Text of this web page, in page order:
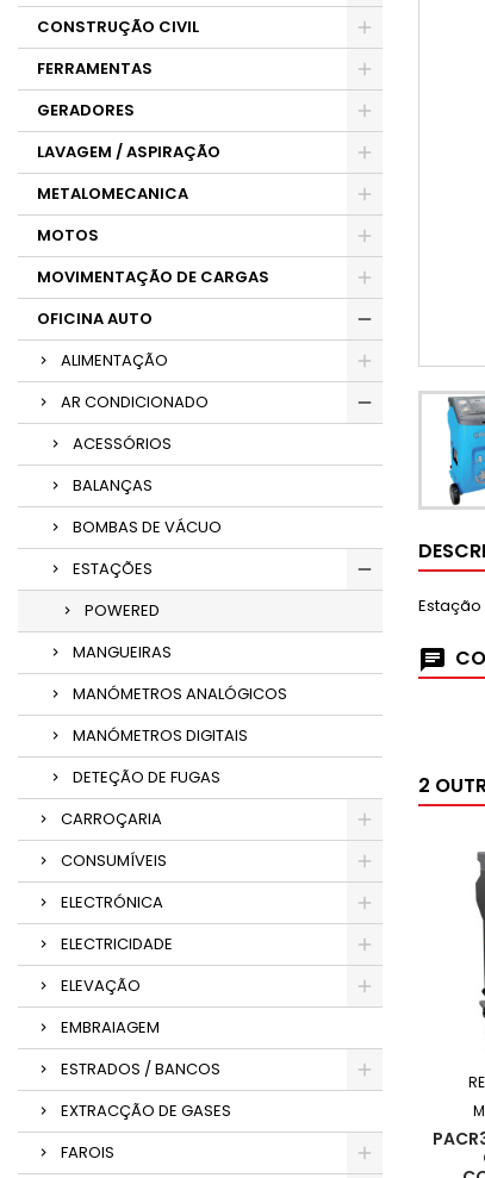
CONSTRUÇÃO CIVIL
FERRAMENTAS
GERADORES
LAVAGEM / ASPIRAÇÃO
METALOMECANICA
MOTOS
MOVIMENTAÇÃO DE CARGAS
OFICINA AUTO
ALIMENTAÇÃO
AR CONDICIONADO
ACESSÓRIOS
BALANÇAS
BOMBAS DE VÁCUO
ESTAÇÕES
POWERED
MANGUEIRAS
MANÓMETROS ANALÓGICOS
MANÓMETROS DIGITAIS
DETEÇÃO DE FUGAS
CARROÇARIA
CONSUMÍVEIS
ELECTRÓNICA
ELECTRICIDADE
ELEVAÇÃO
EMBRAIAGEM
ESTRADOS / BANCOS
EXTRACÇÃO DE GASES
FAROIS
2